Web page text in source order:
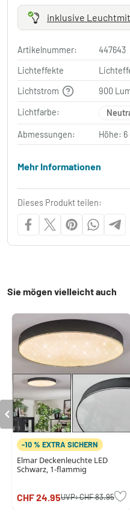
inklusive
Artikelnummer:
447643
Lichteffekte
Lichtstrom
900
Lichtfarbe:
Abmessungen: Höhe: 6
Mehr Informationen
Dieses Produkt teilen:
Sie mögen vielleicht auch
-10 % EXTRA SICHERN
Elmar Deckenleuchte LED
Schwarz, 1-flammig
CHF 24.95UVP:CHF 83.95